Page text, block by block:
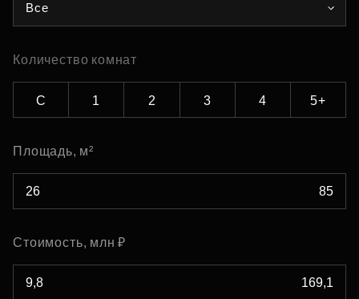
Все
Количество комнат
С 1 2 3 4 5+
Площадь, м²
Стоимость, млн ₽